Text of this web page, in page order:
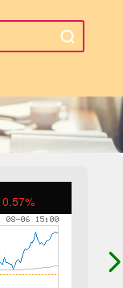
0.57%